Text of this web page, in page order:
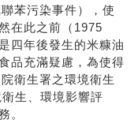
苯污染事件），使
在此之前（1975
四年後發生的米糠油
品充滿疑慮，為使得
衛生署之環境衛生
生、環境影響評
。